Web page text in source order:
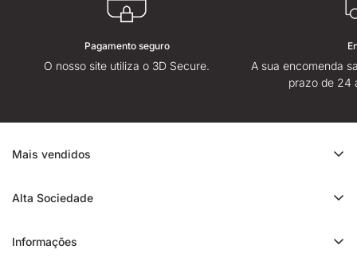
Pagamento seguro
O nosso site utiliza o 3D Secure.
A sua encomenda
prazo de 24
Mais vendidos
Cali CBD
Alta Sociedade
Informações